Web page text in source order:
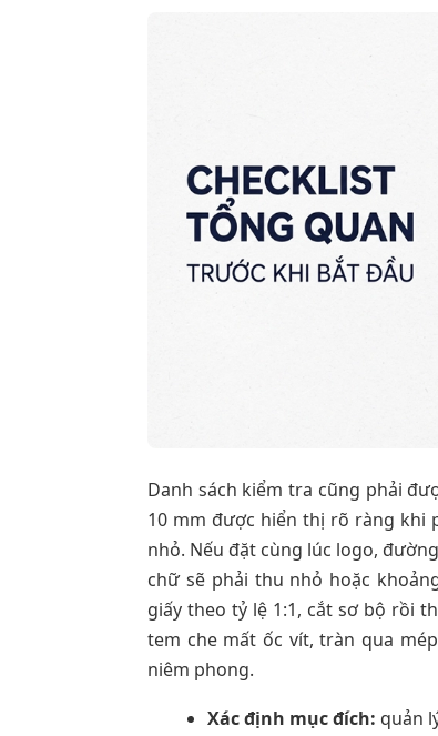
Danh sách kiểm tra cũng phải
10 mm được hiển thị rõ ràng
nhỏ. Nếu đặt cùng lúc logo,
chữ sẽ phải thu nhỏ hoặc
giấy theo tỷ lệ 1:1, cắt sơ bộ rồi
tem che mất ốc vít, tràn qua
niêm phong.
Xác định mục đích: quản